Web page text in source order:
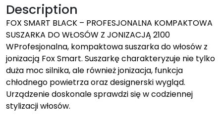
Description
FOX SMART BLACK – PROFESJONALNA KOMPAKTOWA
SUSZARKA DO WŁOSÓW Z JONIZACJĄ 2100
WProfesjonalna, kompaktowa suszarka do włosów z
jonizacją Fox Smart. Suszarkę charakteryzuje nie tylko
duża moc silnika, ale również jonizacja, funkcja
chłodnego powietrza oraz designerski wygląd.
Urządzenie doskonale sprawdzi się w codziennej
stylizacji włosów.